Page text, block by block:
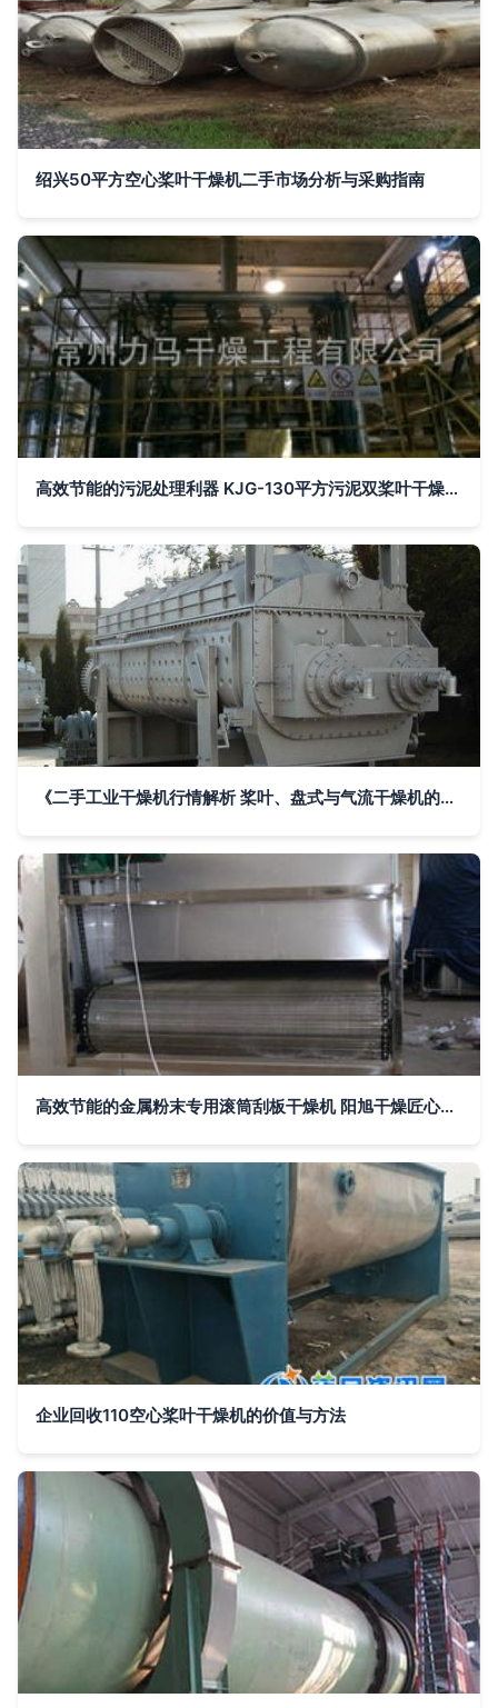
绍兴50平方空心桨叶干燥机二手市场分析与采购指南
高效节能的污泥处理利器 KJG-130平方污泥双桨叶干燥机深度解析
《二手工业干燥机行情解析 桨叶、盘式与气流干燥机的实用指南》
高效节能的金属粉末专用滚筒刮板干燥机 阳旭干燥匠心供应
企业回收110空心桨叶干燥机的价值与方法